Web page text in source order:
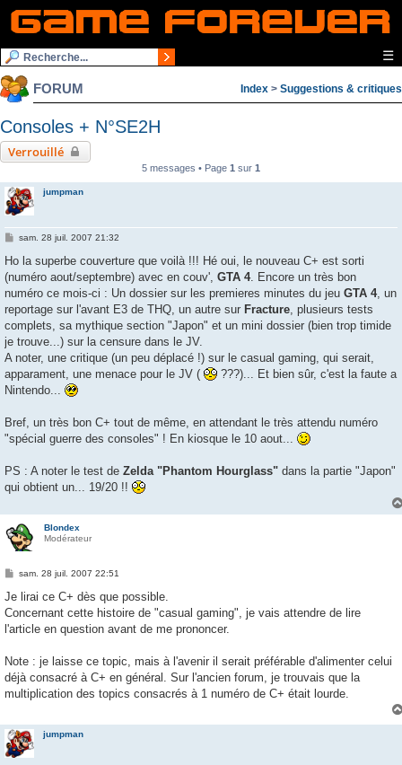
☰
FORUM Index > Suggestions & critiques
Consoles + N°SE2H
Verrouillé
5 messages • Page 1 sur 1
jumpman
M
s
a
g
sam. 28 juil. 2007 21:32
Ho la superbe couverture que voilà !!! Hé oui, le nouveau C+ est sorti
(numéro aout/septembre) avec en couv', GTA 4. Encore un très bon
numéro ce mois-ci : Un dossier sur les premieres minutes du jeu GTA 4, un
reportage sur l'avant E3 de THQ, un autre sur Fracture, plusieurs tests
complets, sa mythique section "Japon" et un mini dossier (bien trop timide
je trouve...) sur la censure dans le JV.
A noter, une critique (un peu déplacé !) sur le casual gaming, qui serait,
apparament, une menace pour le JV (
???)... Et bien sûr, c'est la faute a
Nintendo...
Bref, un très bon C+ tout de même, en attendant le très attendu numéro
"spécial guerre des consoles" ! En kiosque le 10 aout...
PS : A noter le test de Zelda "Phantom Hourglass" dans la partie "Japon"
qui obtient un... 19/20 !!
Blondex
Modérateur
M
s
a
g
sam. 28 juil. 2007 22:51
Je lirai ce C+ dès que possible.
Concernant cette histoire de "casual gaming", je vais attendre de lire
l'article en question avant de me prononcer.
Note : je laisse ce topic, mais à l'avenir il serait préférable d'alimenter celui
déjà consacré à C+ en général. Sur l'ancien forum, je trouvais que la
multiplication des topics consacrés à 1 numéro de C+ était lourde.
jumpman